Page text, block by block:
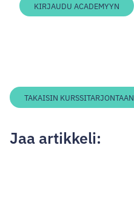
KIRJAUDU ACADEMYYN
TAKAISIN KURSSITARJONTAAN
Jaa artikkeli: